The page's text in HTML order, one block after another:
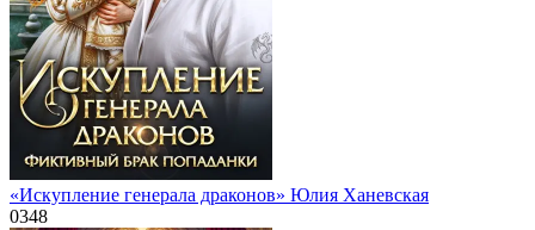
«Искупление генерала драконов» Юлия Ханевская
0348